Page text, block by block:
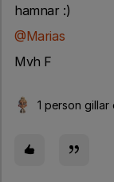
hamnar :)
@Marias
Mvh F
1 person